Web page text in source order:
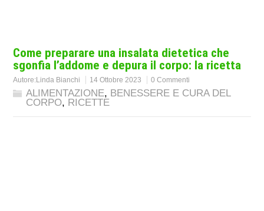
Come preparare una insalata dietetica che
sgonfia l’addome e depura il corpo: la ricetta
Autore:Linda Bianchi 14 Ottobre 2023 0 Commenti
ALIMENTAZIONE, BENESSERE E CURA DEL
CORPO, RICETTE